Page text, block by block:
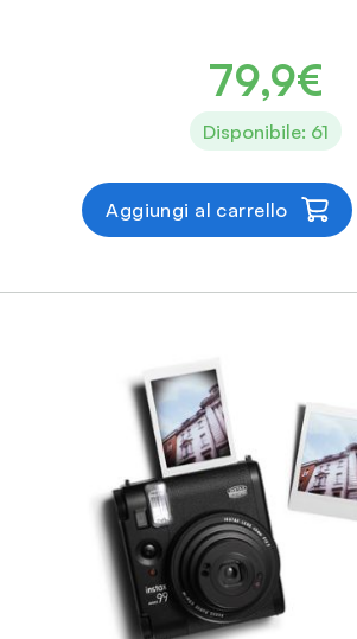
79,9€
Disponibile: 61
Aggiungi al carrello